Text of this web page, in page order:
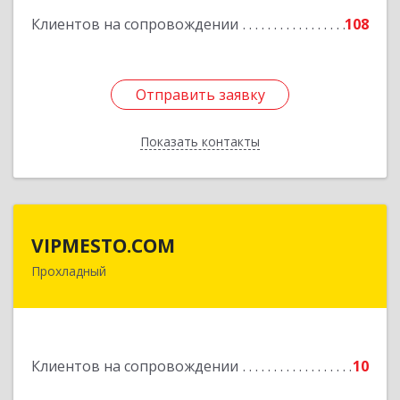
Клиентов на сопровождении 108
Отправить заявку
Показать контакты
Отправить заявку
Назад
VIPMESTO.COM
Прохладный
Клиентов на сопровождении 10